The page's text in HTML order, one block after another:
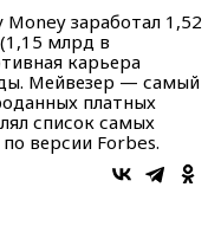
заработал 1,52
млрд в
карьера
Мейвезер — самый
платных
список самых
версии Forbes.